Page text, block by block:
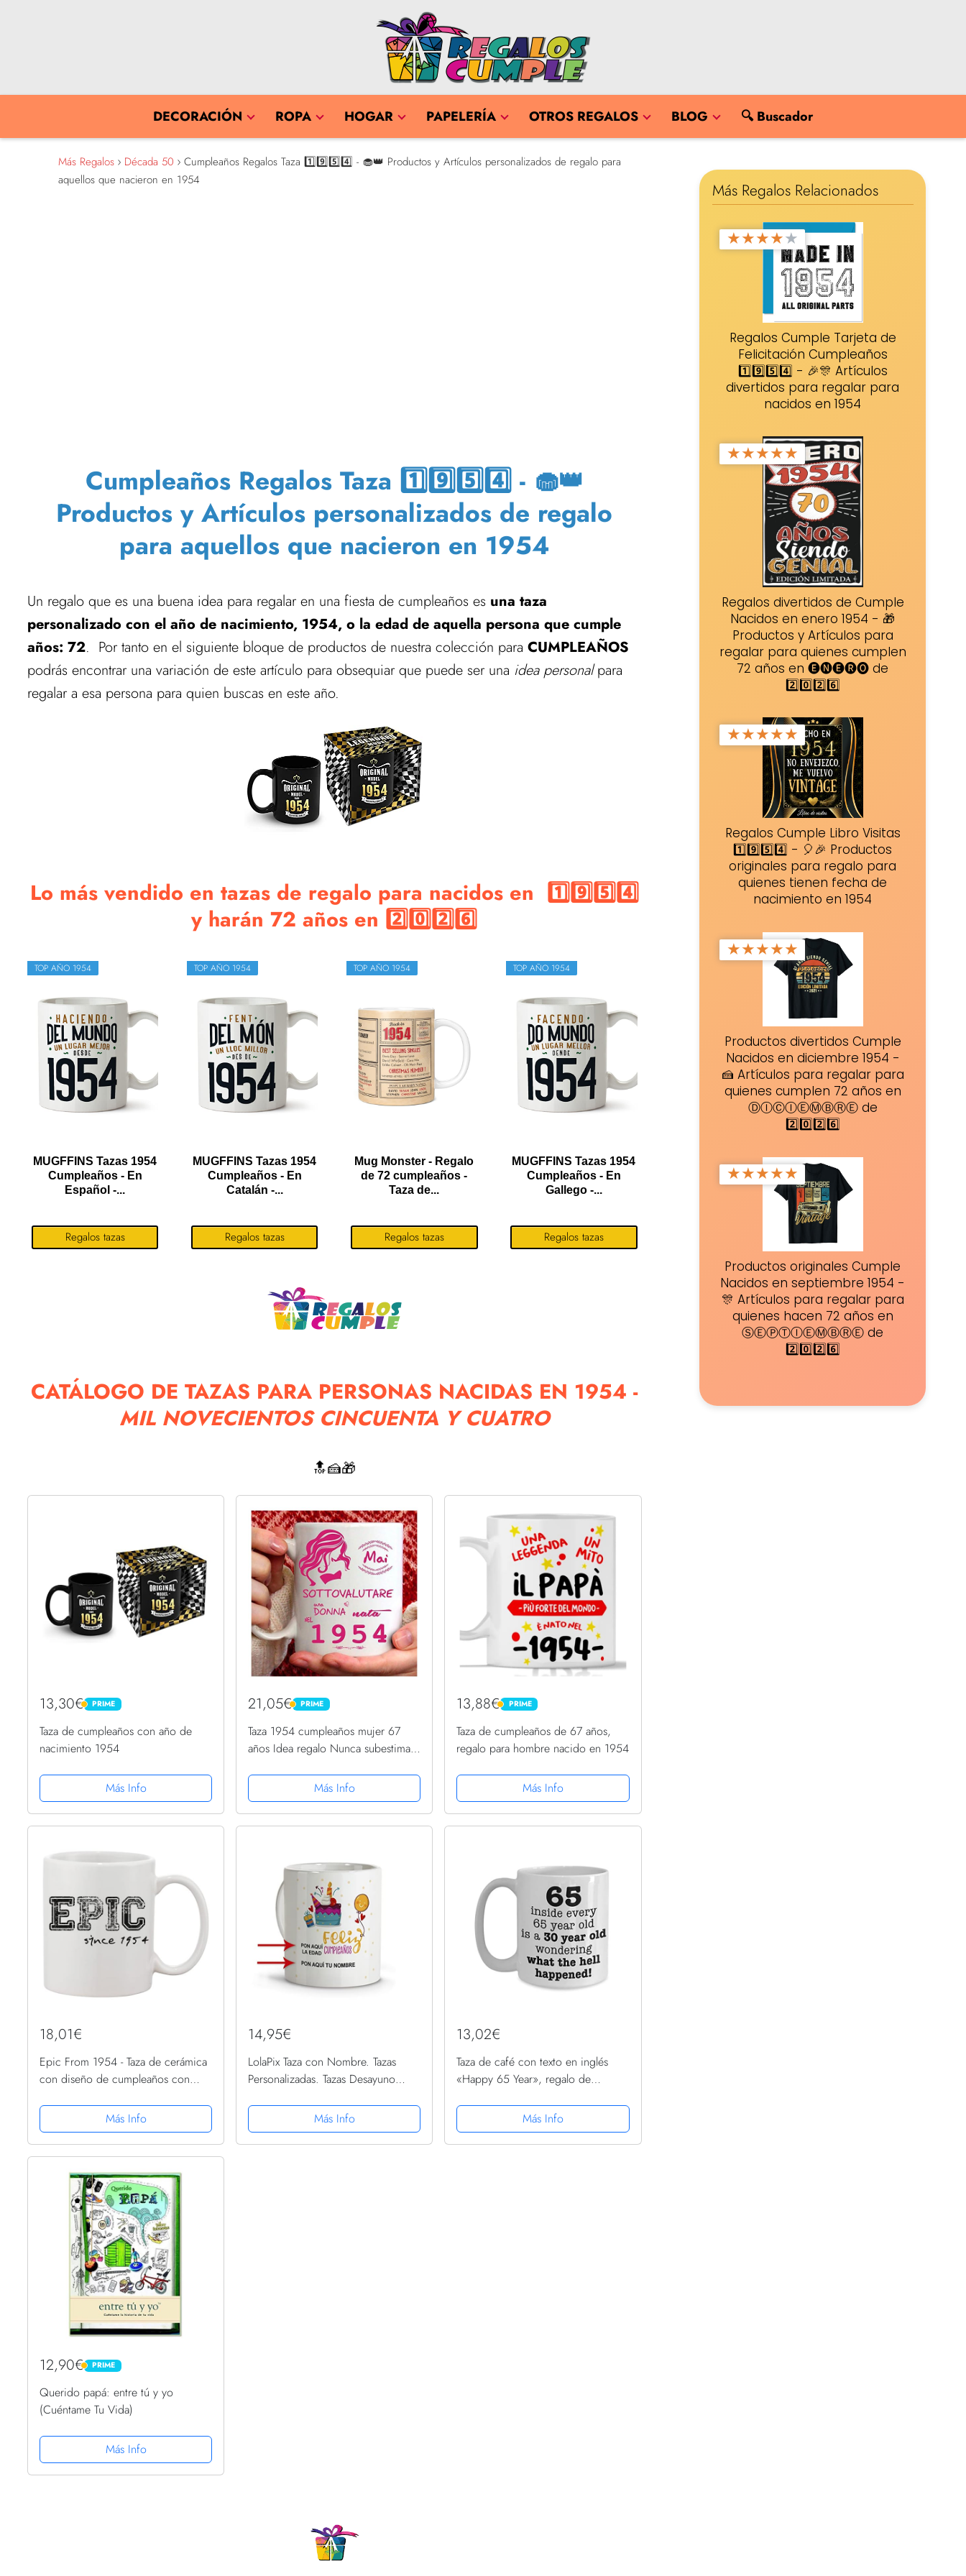
DECORACIÓN ROPA HOGAR PAPELERÍA OTROS REGALOS BLOG 🔍 Buscador
Más Regalos Década 50
Cumpleaños Regalos Taza 1️⃣9️⃣5️⃣4️⃣ - 🧁👑 Productos y Artículos personalizados de regalo para
aquellos que nacieron en 1954
Cumpleaños Regalos Taza 1️⃣9️⃣5️⃣4️⃣ - 🧁👑
Productos y Artículos personalizados de regalo
para aquellos que nacieron en 1954
Un regalo que es una buena idea para regalar en una fiesta de cumpleaños es una taza
personalizado con el año de nacimiento, 1954, o la edad de aquella persona que cumple
años: 72. Por tanto en el siguiente bloque de productos de nuestra colección para CUMPLEAÑOS
podrás encontrar una variación de este artículo para obsequiar que puede ser una idea personalpara
regalar a esa persona para quien buscas en este año.
Lo más vendido en tazas de regalo para nacidos en 1️⃣9️⃣5️⃣4️⃣
y harán 72 años en 2️⃣0️⃣2️⃣6️⃣
TOP AÑO 1954
MUGFFINS Tazas 1954
Cumpleaños - En
Español -...
Regalos tazas
TOP AÑO 1954
MUGFFINS Tazas 1954
Cumpleaños - En
Catalán -...
Regalos tazas
TOP AÑO 1954
Mug Monster - Regalo
de 72 cumpleaños -
Taza de...
Regalos tazas
TOP AÑO 1954
MUGFFINS Tazas 1954
Cumpleaños - En
Gallego -...
Regalos tazas
CATÁLOGO DE TAZAS PARA PERSONAS NACIDAS EN 1954 -
MIL NOVECIENTOS CINCUENTA Y CUATRO
🔝🍰🎁
13,30€ PRIME
PRIME
Taza de cumpleaños con año de
nacimiento 1954
Más Info
21,05€ PRIME
PRIME
Taza 1954 cumpleaños mujer 67
años Idea regalo Nunca subestimar
Más Info
13,88€ PRIME
PRIME
Taza de cumpleaños de 67 años,
regalo para hombre nacido en 1954
Más Info
18,01€
Epic From 1954 - Taza de cerámica
con diseño de cumpleaños con
You was Born
Más Info
14,95€
LolaPix Taza con Nombre. Tazas
Personalizadas. Tazas Desayuno
CUMPLEAÑOS Feliz
Más Info
13,02€
Taza de café con texto en inglés
«Happy 65 Year», regalo de
hombres o mujeres, 60 años,
divertido regalo para hombre o
mujer...
Más Info
12,90€ PRIME
PRIME
Querido papá: entre tú y yo
(Cuéntame Tu Vida)
Más Info
Más Regalos Relacionados
★★★★★
Regalos Cumple Tarjeta de
Felicitación Cumpleaños
1️⃣9️⃣5️⃣4️⃣ - 🎉🎊 Artículos
divertidos para regalar para
nacidos en 1954
★★★★★
Regalos divertidos de Cumple
Nacidos en enero 1954 - 🎁
Productos y Artículos para
regalar para quienes cumplen
72 años en 🅔🅝🅔🅡🅞 de
2️⃣0️⃣2️⃣6️⃣
★★★★★
Regalos Cumple Libro Visitas
1️⃣9️⃣5️⃣4️⃣ - 🎈🎉 Productos
originales para regalo para
quienes tienen fecha de
nacimiento en 1954
★★★★★
Productos divertidos Cumple
Nacidos en diciembre 1954 -
🍰 Artículos para regalar para
quienes cumplen 72 años en
ⒹⒾⒸⒾⒺⓂⒷⓇⒺ de
2️⃣0️⃣2️⃣6️⃣
★★★★★
Productos originales Cumple
Nacidos en septiembre 1954 -
🎊 Artículos para regalar para
quienes hacen 72 años en
ⓈⒺⓅⓉⒾⒺⓂⒷⓇⒺ de
2️⃣0️⃣2️⃣6️⃣